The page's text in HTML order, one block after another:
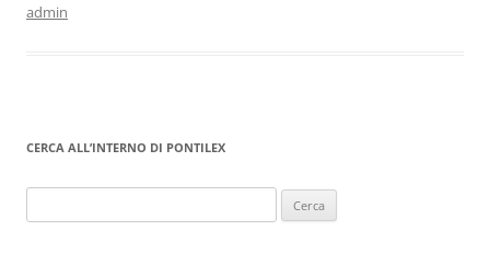
admin
CERCA ALL’INTERNO DI PONTILEX
per: